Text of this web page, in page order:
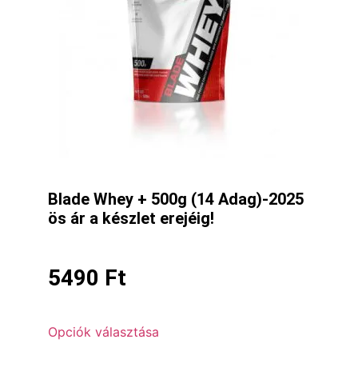
Blade Whey + 500g (14 Adag)-2025
ös ár a készlet erejéig!
5490 Ft
Opciók választása